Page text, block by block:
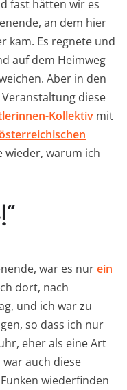
fast hätten wir es
an dem hier
kam. Es regnete und
auf dem Heimweg
Aber in den
diese
Kollektiv mit
wieder, warum ich
war es nurein
dort, nach
und ich war zu
so dass ich nur
eher als eine Art
auch diese
wiederfinden